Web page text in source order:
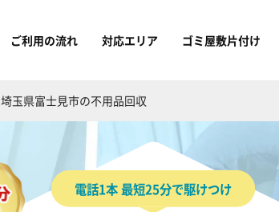
ご利用の流れ 対応エリア ゴミ屋敷片付け
埼玉県富士見市の不用品回収
電話1本 最短25分で駆けつけ